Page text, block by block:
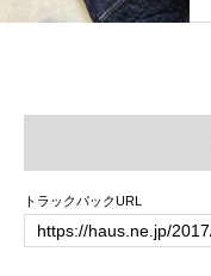
トラックバックURL